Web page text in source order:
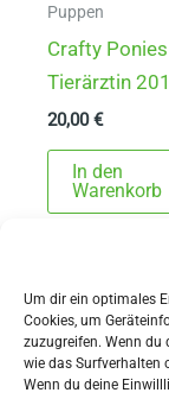
Um dir ein optimales
Cookies, um
zuzugreifen. Wenn du
wie das Surfverhalten
Wenn du deine
Puppen
Crafty Ponies
Tierärztin
20,00€
In den
Warenkorb